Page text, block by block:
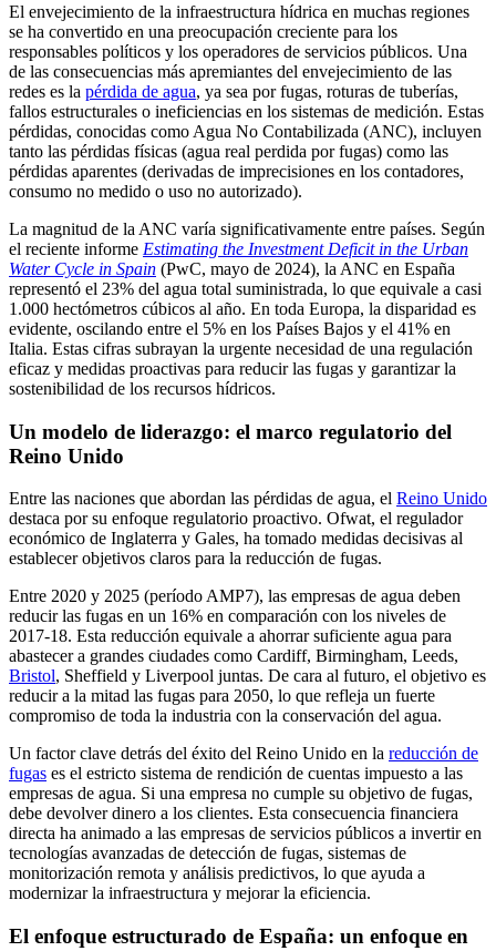
El envejecimiento de la infraestructura hídrica en muchas regiones
se ha convertido en una preocupación creciente para los
responsables políticos y los operadores de servicios públicos. Una
de las consecuencias más apremiantes del envejecimiento de las
redes es la pérdida de agua, ya sea por fugas, roturas de tuberías,
fallos estructurales o ineficiencias en los sistemas de medición. Estas
pérdidas, conocidas como Agua No Contabilizada (ANC), incluyen
tanto las pérdidas físicas (agua real perdida por fugas) como las
pérdidas aparentes (derivadas de imprecisiones en los contadores,
consumo no medido o uso no autorizado).
La magnitud de la ANC varía significativamente entre países. Según
el reciente informe Estimating the Investment Deficit in the Urban
Water Cycle in Spain (PwC, mayo de 2024), la ANC en España
representó el 23% del agua total suministrada, lo que equivale a casi
1.000 hectómetros cúbicos al año. En toda Europa, la disparidad es
evidente, oscilando entre el 5% en los Países Bajos y el 41% en
Italia. Estas cifras subrayan la urgente necesidad de una regulación
eficaz y medidas proactivas para reducir las fugas y garantizar la
sostenibilidad de los recursos hídricos.
Un modelo de liderazgo: el marco regulatorio del
Reino Unido
Entre las naciones que abordan las pérdidas de agua, el Reino Unido
destaca por su enfoque regulatorio proactivo. Ofwat, el regulador
económico de Inglaterra y Gales, ha tomado medidas decisivas al
establecer objetivos claros para la reducción de fugas.
Entre 2020 y 2025 (período AMP7), las empresas de agua deben
reducir las fugas en un 16% en comparación con los niveles de
2017-18. Esta reducción equivale a ahorrar suficiente agua para
abastecer a grandes ciudades como Cardiff, Birmingham, Leeds,
Bristol, Sheffield y Liverpool juntas. De cara al futuro, el objetivo es
reducir a la mitad las fugas para 2050, lo que refleja un fuerte
compromiso de toda la industria con la conservación del agua.
Un factor clave detrás del éxito del Reino Unido en la reducción de
fugas es el estricto sistema de rendición de cuentas impuesto a las
empresas de agua. Si una empresa no cumple su objetivo de fugas,
debe devolver dinero a los clientes. Esta consecuencia financiera
directa ha animado a las empresas de servicios públicos a invertir en
tecnologías avanzadas de detección de fugas, sistemas de
monitorización remota y análisis predictivos, lo que ayuda a
modernizar la infraestructura y mejorar la eficiencia.
El enfoque estructurado de España: un enfoque en